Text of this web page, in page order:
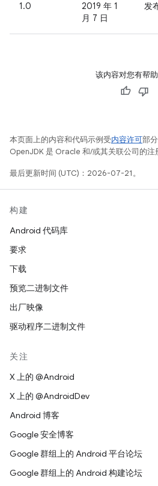
1.0
2019 年 1
月 7 日
发
该内容对您有帮
本页面上的内容和代码示例受内容许可部
OpenJDK 是 Oracle 和/或其关联公司的注
最后更新时间 (UTC)：2026-07-21。
构建
Android 代码库
要求
下载
预览二进制文件
出厂映像
驱动程序二进制文件
关注
X 上的 @Android
X 上的 @AndroidDev
Android 博客
Google 安全博客
Google 群组上的 Android 平台论坛
Google 群组上的 Android 构建论坛